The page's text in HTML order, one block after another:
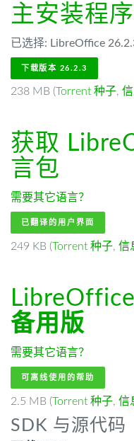
主安装程序
已选择: LibreOffice
下载版本 26.2.3
238 MB (Torrent 种子,
获取
言包
需要其它语言？
已翻译的用户界面
249 KB (Torrent 种子, 信
备用版
需要其它语言？
可离线使用的帮助
2.5 MB (Torrent 种子, 信
SDK 与源代码